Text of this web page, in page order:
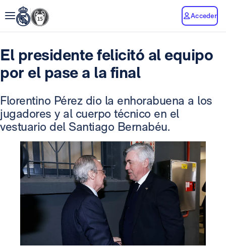
Acceder
El presidente felicitó al equipo
por el pase a la final
Florentino Pérez dio la enhorabuena a los
jugadores y al cuerpo técnico en el
vestuario del Santiago Bernabéu.